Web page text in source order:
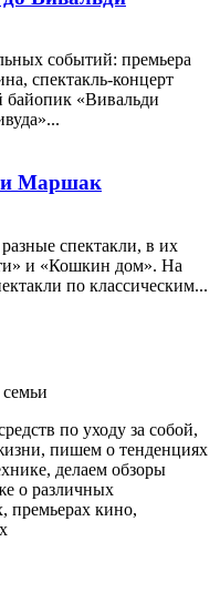
событий: премьера
спектакль-концерт
«Вивальди
и Маршак
спектакли, в их
и «Кошкин дом». На
по классическим...
по уходу за собой,
пишем о тенденциях
делаем обзоры
о различных
премьерах кино,